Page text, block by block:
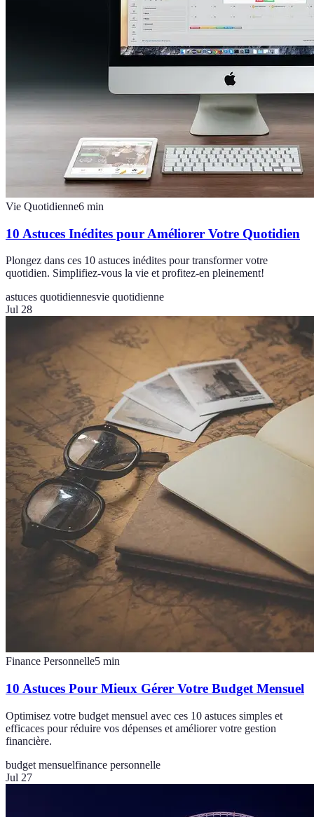
Vie Quotidienne6 min
10 Astuces Inédites pour Améliorer Votre Quotidien
Plongez dans ces 10 astuces inédites pour transformer votre
quotidien. Simplifiez-vous la vie et profitez-en pleinement!
astuces quotidiennesvie quotidienne
Jul 28
Finance Personnelle5 min
10 Astuces Pour Mieux Gérer Votre Budget Mensuel
Optimisez votre budget mensuel avec ces 10 astuces simples et
efficaces pour réduire vos dépenses et améliorer votre gestion
financière.
budget mensuelfinance personnelle
Jul 27